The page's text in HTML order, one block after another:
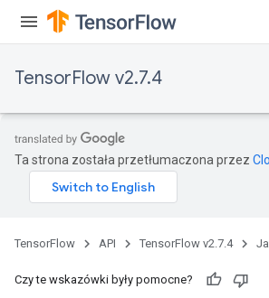
TensorFlow v2.7.4
Ta strona została przetłumaczona przez
TensorFlow API TensorFlow v2.7.4
Czy te wskazówki były pomocne?